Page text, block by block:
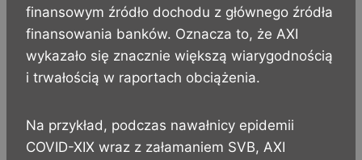
finansowym źródło dochodu z głównego źródła
finansowania banków. Oznacza to, że AXI
wykazało się znacznie większą wiarygodnością
i trwałością w raportach obciążenia.
Na przykład, podczas nawałnicy epidemii
COVID-XIX wraz z załamaniem SVB, AXI